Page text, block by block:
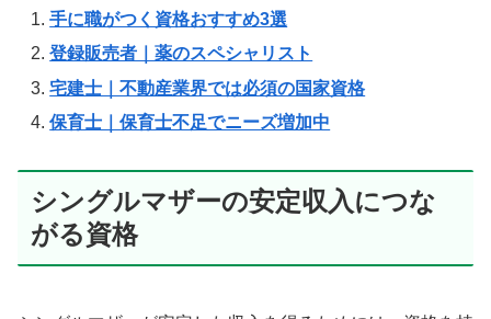
手に職がつく資格おすすめ3選
登録販売者｜薬のスペシャリスト
宅建士｜不動産業界では必須の国家資格
保育士｜保育士不足でニーズ増加中
シングルマザーの安定収入につな
がる資格